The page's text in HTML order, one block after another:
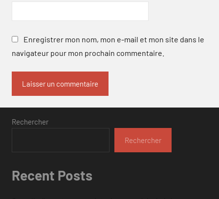
Enregistrer mon nom, mon e-mail et mon site dans le
navigateur pour mon prochain commentaire.
Rechercher
Rechercher
Recent Posts